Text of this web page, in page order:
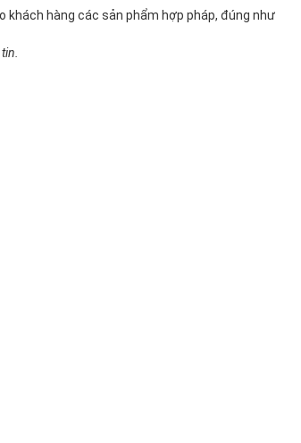
khách hàng các sản phẩm hợp pháp, đúng như